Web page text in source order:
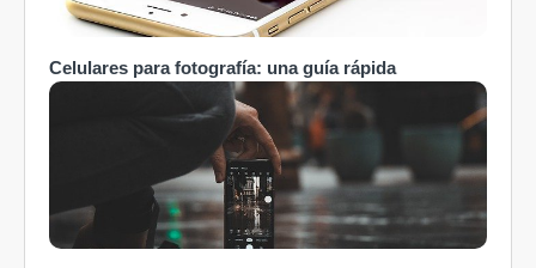
Celulares para fotografía: una guía rápida